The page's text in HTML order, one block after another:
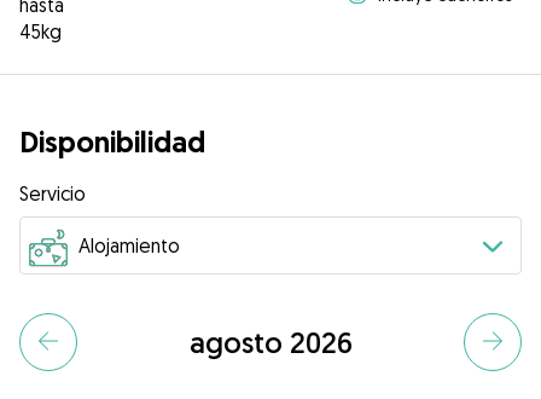
hasta
45kg
Disponibilidad
Servicio
agosto 2026